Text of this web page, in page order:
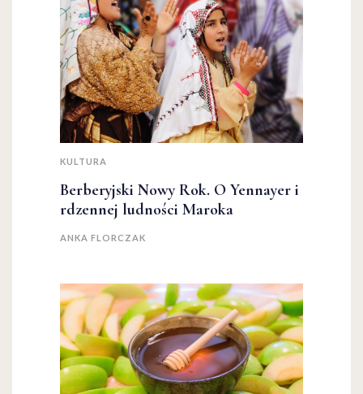
KULTURA
Berberyjski Nowy Rok. O Yennayer i
rdzennej ludności Maroka
ANKA FLORCZAK